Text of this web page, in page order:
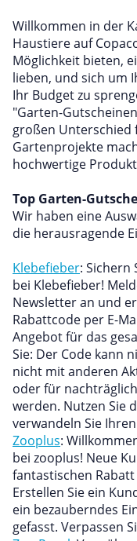
Willkommen in der
Haustiere auf
Möglichkeit bieten,
lieben, und sich um
Ihr Budget zu
"Garten-
großen Unterschied
Gartenprojekte
hochwertige
Top Garten-
Wir haben eine
die herausragende
Klebefieber: Sichern
bei Klebefieber!
Newsletter an und
Rabattcode per E-
Angebot für das
Sie: Der Code kann
nicht mit anderen
oder für
werden. Nutzen Sie
verwandeln Sie
Zooplus:
bei zooplus! Neue
fantastischen
Erstellen Sie ein
ein bezauberndes
gefasst. Verpassen